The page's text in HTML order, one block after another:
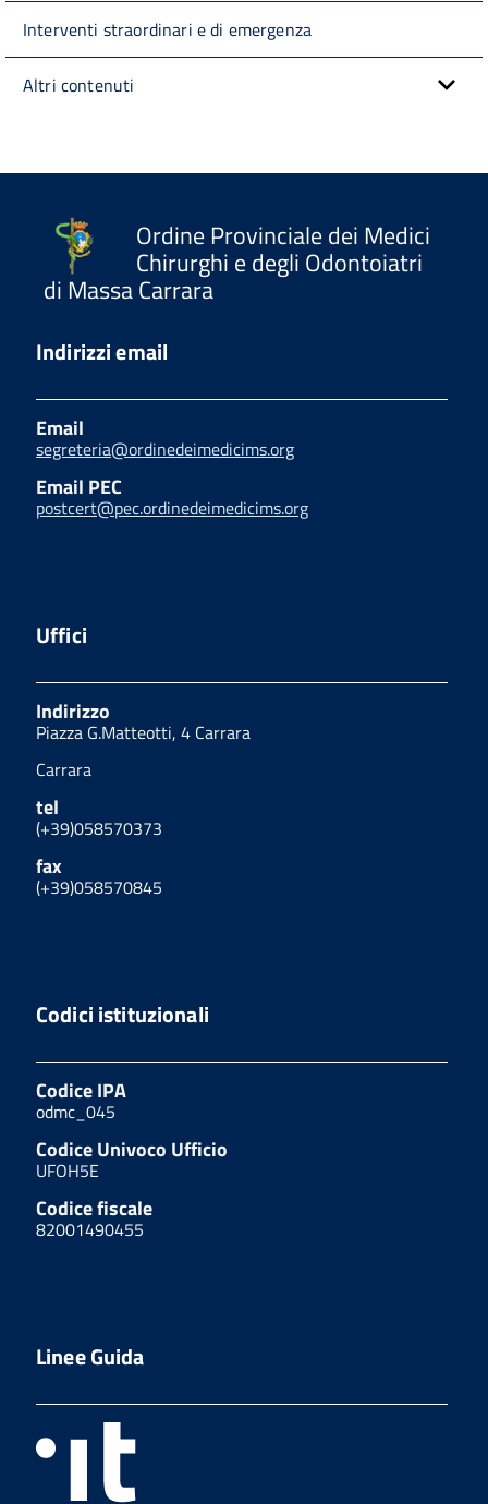
Interventi straordinari e di emergenza
Altri contenuti
Ordine Provinciale dei Medici
Chirurghi e degli Odontoiatri
di Massa Carrara
Indirizzi email
Email
segreteria@ordinedeimedicims.org
Email PEC
postcert@pec.ordinedeimedicims.org
Uffici
Indirizzo
Piazza G.Matteotti, 4 Carrara
Carrara
tel
(+39)058570373
fax
(+39)058570845
Codici istituzionali
Codice IPA
odmc_045
Codice Univoco Ufficio
UFOH5E
Codice fiscale
82001490455
Linee Guida